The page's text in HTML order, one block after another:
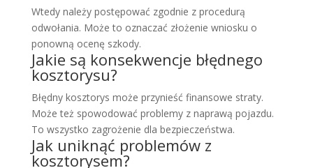
Wtedy należy postępować zgodnie z procedurą
odwołania. Może to oznaczać złożenie wniosku o
ponowną ocenę szkody.
Jakie są konsekwencje błędnego
kosztorysu?
Błędny kosztorys może przynieść finansowe straty.
Może też spowodować problemy z naprawą pojazdu.
To wszystko zagrożenie dla bezpieczeństwa.
Jak uniknąć problemów z
kosztorysem?